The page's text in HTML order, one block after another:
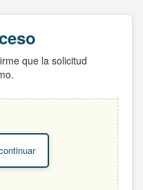
que la solicitud